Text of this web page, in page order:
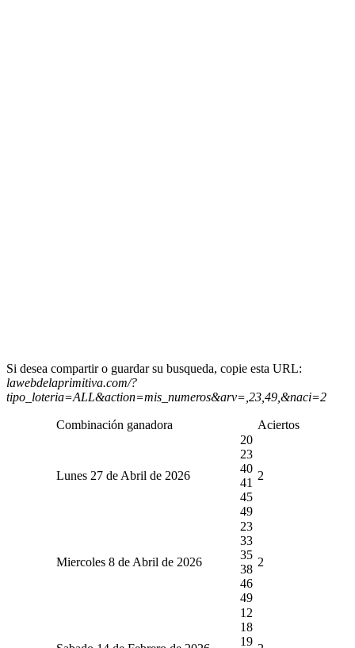
Si desea compartir o guardar su busqueda, copie esta URL:
lawebdelaprimitiva.com/?
tipo_loteria=ALL&action=mis_numeros&arv=,23,49,&naci=2
Combinación ganadora Aciertos
Lunes 27 de Abril de 2026
20
23
40
41
45
49
2
Miercoles 8 de Abril de 2026
23
33
35
38
46
49
2
12
18
19